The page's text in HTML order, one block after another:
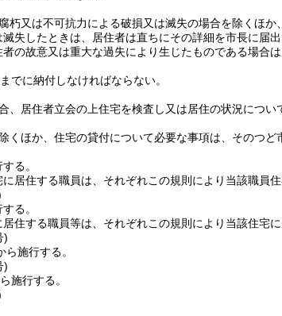
朽又は不可抗力による破損又は滅失の場合を除くほか
失したときは、居住者は直ちにその詳細を市長に届出
の故意又は重大な過失により生じたものである場合
でに納付しなければならない。
、居住者立会の上住宅を検査し又は居住の状況につい
くほか、住宅の貸付について必要な事項は、そのつど
る。
居住する職員は、それぞれこの規則により当該職員
る。
住する職員等は、それぞれこの規則により当該住宅
)
施行する。
)
施行する。